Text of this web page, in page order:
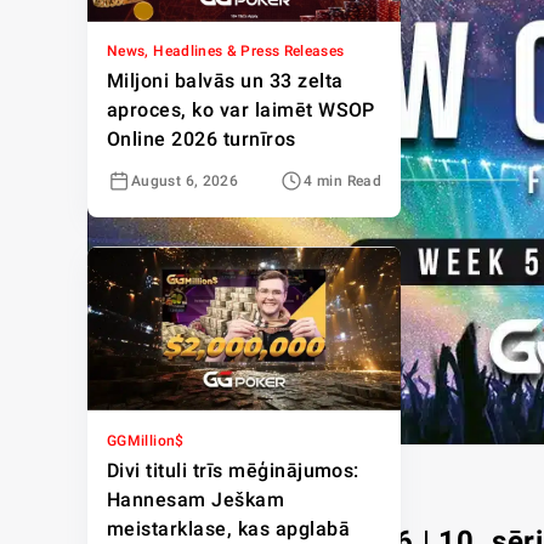
News, Headlines & Press Releases
Miljoni balvās un 33 zelta
aproces, ko var laimēt WSOP
Online 2026 turnīros
August 6, 2026 4 min Read
GGMillion$
Divi tituli trīs mēģinājumos:
Hannesam Ješkam
meistarklase, kas apglabā